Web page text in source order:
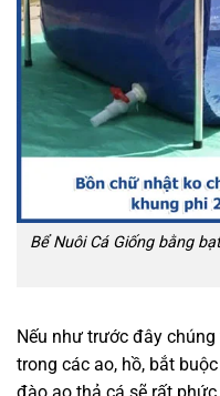
Bể Nuôi Cá Giống bằng
Nếu như trước đây
trong các ao, hồ, bắt